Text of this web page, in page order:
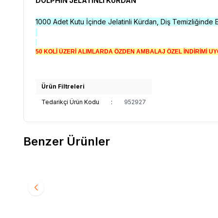
1000 Adet Kutu İçinde Jelatinli Kürdan, Diş Temizliğinde
50 KOLİ ÜZERİ ALIMLARDA ÖZDEN AMBALAJ ÖZEL İNDİRİMİ
Ürün Filtreleri
Tedarikçi Ürün Kodu : 952927
Benzer Ürünler
1.505,00